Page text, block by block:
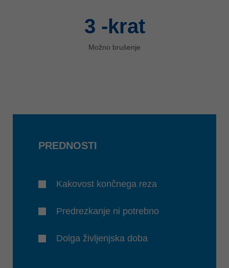
3 -krat
Možno brušenje
PREDNOSTI
Kakovost končnega reza
Predrezkanje ni potrebno
Dolga življenjska doba